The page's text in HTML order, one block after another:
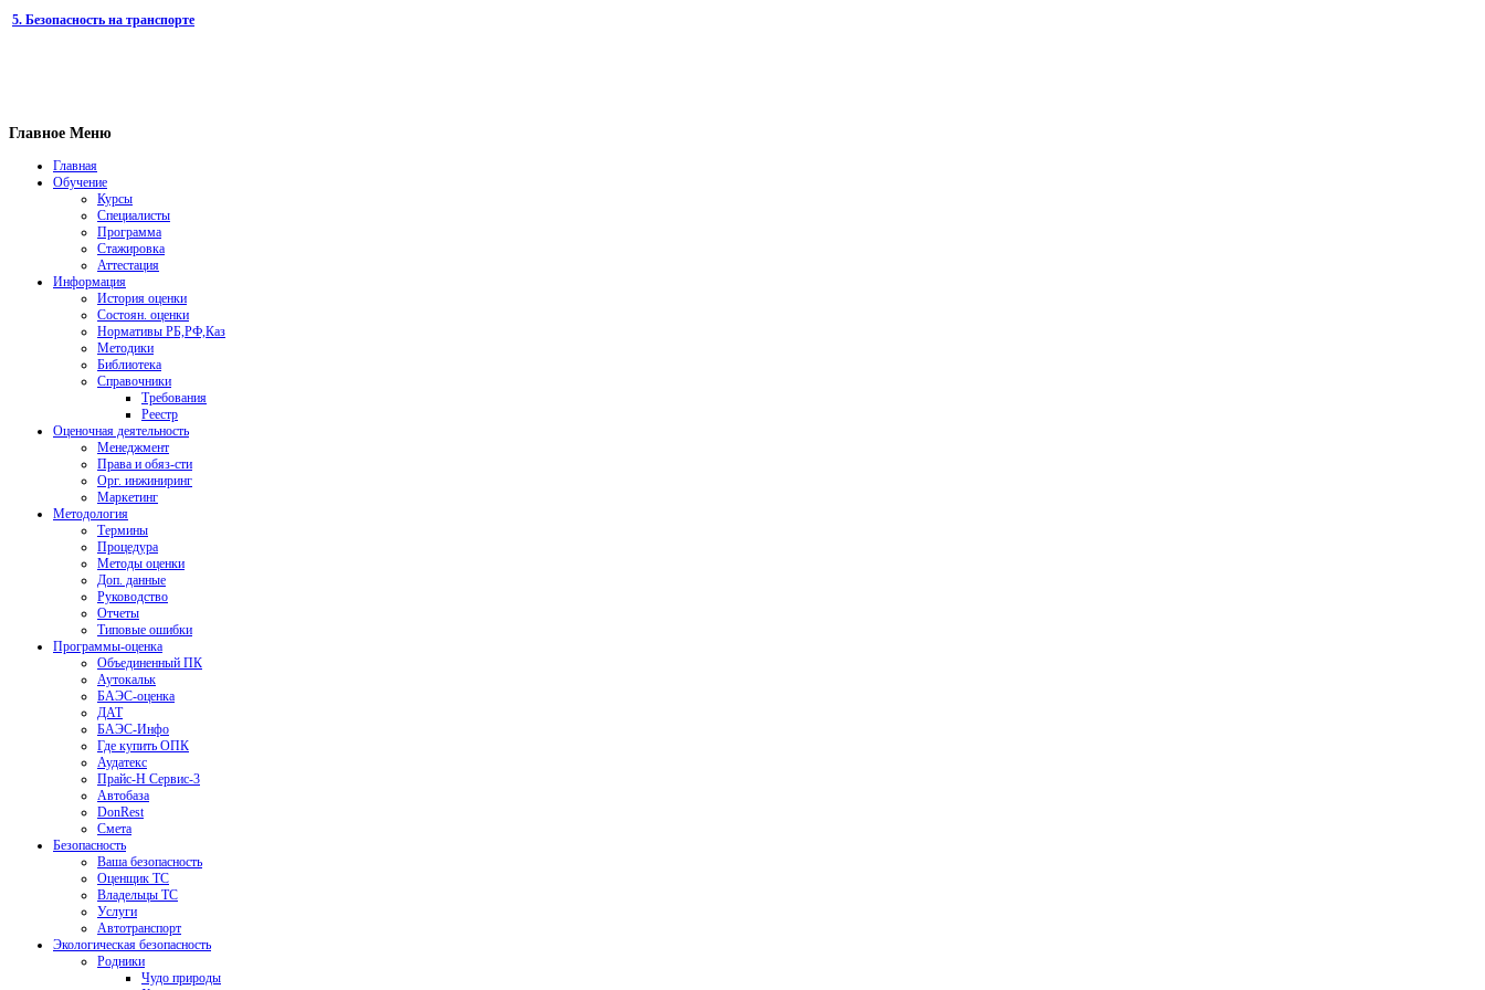
5. Безопасность на транспорте
Главное Меню
Главная
Обучение
Курсы
Специалисты
Программа
Стажировка
Аттестация
Информация
История оценки
Состоян. оценки
Нормативы РБ,РФ,Каз
Методики
Библиотека
Справочники
Требования
Реестр
Оценочная деятельность
Менеджмент
Права и обяз-сти
Орг. инжиниринг
Маркетинг
Методология
Термины
Процедура
Методы оценки
Доп. данные
Руководство
Отчеты
Типовые ошибки
Программы-оценка
Объединенный ПК
Аутокальк
БАЭС-оценка
ДАТ
БАЭС-Инфо
Где купить ОПК
Аудатекс
Прайс-Н Сервис-3
Автобаза
DonRest
Смета
Безопасность
Ваша безопасность
Оценщик ТС
Владельцы ТС
Услуги
Автотранспорт
Экологическая безопасность
Родники
Чудо природы